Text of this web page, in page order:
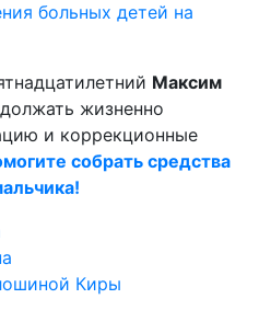
больных детей на
Максим
жизненно
и коррекционные
собрать средства
Киры